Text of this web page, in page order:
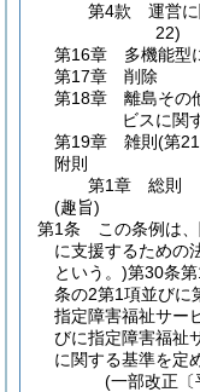
第4款
運営
22)
第16章
多機能型
第17章
削除
第18章
離島その
ビスに関
第19章
雑則 (第
附則
第1章
総則
(趣旨)
第1条
この条例は
に支援するための
という。)第30条
条の2第1項並びに
指定障害福祉サー
びに指定障害福祉
に関する基準を定
(一部改正〔